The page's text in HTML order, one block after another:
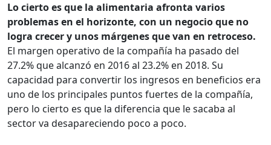
Lo cierto es que la alimentaria afronta varios
problemas en el horizonte, con un negocio que no
logra crecer y unos márgenes que van en retroceso.
El margen operativo de la compañía ha pasado del
27.2% que alcanzó en 2016 al 23.2% en 2018. Su
capacidad para convertir los ingresos en beneficios era
uno de los principales puntos fuertes de la compañía,
pero lo cierto es que la diferencia que le sacaba al
sector va desapareciendo poco a poco.